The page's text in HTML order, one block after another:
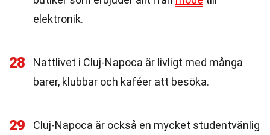
elektronik.
28
Nattlivet i Cluj-Napoca är livligt med många
barer, klubbar och kaféer att besöka.
29
Cluj-Napoca är också en mycket studentvänlig